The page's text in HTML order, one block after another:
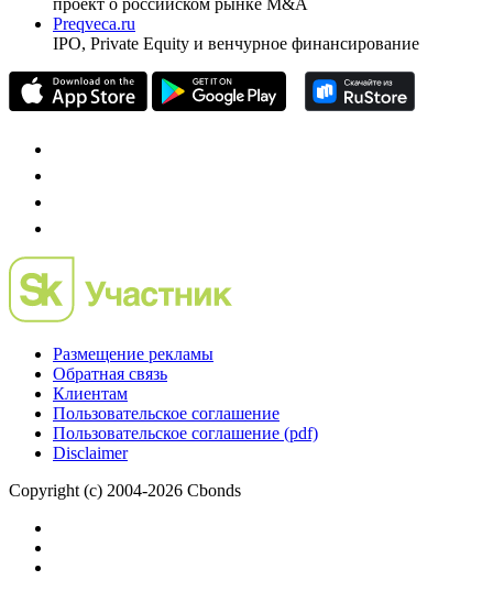
Preqveca.ru
IPO, Private Equity и венчурное финансирование
Размещение рекламы
Обратная связь
Клиентам
Пользовательское соглашение
Пользовательское соглашение (pdf)
Disclaimer
Copyright (c) 2004-2026 Cbonds